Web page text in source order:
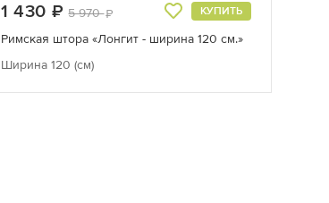
1 430 руб.
5 970 КУПИТЬ
Римская штора «Лонгит - ширина 120 см.»
Ширина 120 (см)